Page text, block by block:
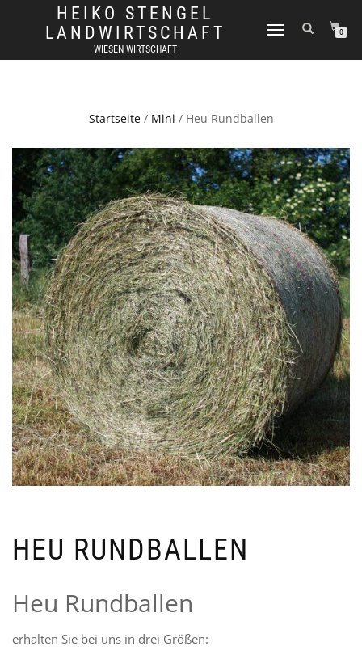
HEIKO STENGEL
LANDWIRTSCHAFT
WIESEN WIRTSCHAFT
TOGGLE
0
Startseite/ Mini / Heu Rundballen
HEU RUNDBALLEN
Heu Rundballen
erhalten Sie bei uns in drei Größen: